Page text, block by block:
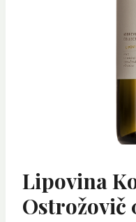
Lipovina
Ostrožovič